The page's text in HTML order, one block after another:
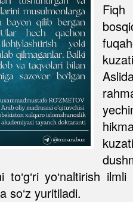
yo‘naltirish
so‘z yuritiladi.